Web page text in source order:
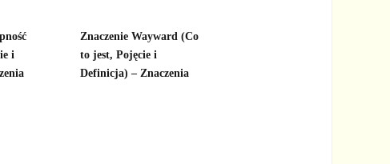
i
Znaczenie Wayward (Co
to jest, Pojęcie i
Definicja) – Znaczenia